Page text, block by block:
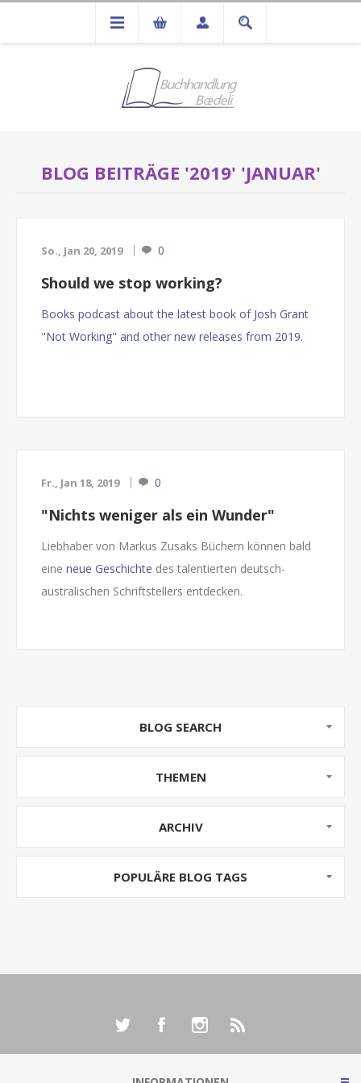
BLOG BEITRÄGE '2019' 'JANUAR'
So., Jan 20, 2019 0
Should we stop working?
Books podcast about the latest book of Josh Grant
"Not Working" and other new releases from 2019.
Fr., Jan 18, 2019 0
"Nichts weniger als ein Wunder"
Liebhaber von Markus Zusaks Büchern können bald
eine neue Geschichte des talentierten deutsch-
australischen Schriftstellers entdecken.
BLOG SEARCH
THEMEN
ARCHIV
POPULÄRE BLOG TAGS